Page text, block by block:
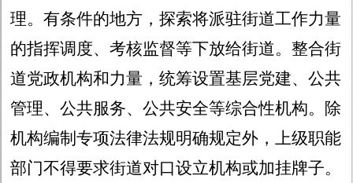
理。有条件的地方，探索将派驻街道工作力量
的指挥调度、考核监督等下放给街道。整合街
道党政机构和力量，统筹设置基层党建、公共
管理、公共服务、公共安全等综合性机构。除
机构编制专项法律法规明确规定外，上级职能
部门不得要求街道对口设立机构或加挂牌子。